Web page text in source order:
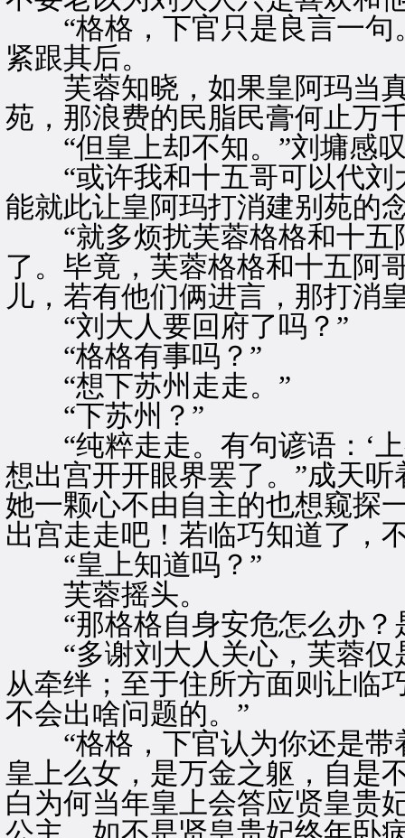
“格格，下官只是良言一句
紧跟其后。
芙蓉知晓，如果皇阿玛当真
苑，那浪费的民脂民膏何止万
“但皇上却不知。”刘墉感
“或许我和十五哥可以代刘
能就此让皇阿玛打消建别苑的
“就多烦扰芙蓉格格和十五
了。毕竟，芙蓉格格和十五阿
儿，若有他们俩进言，那打消
“刘大人要回府了吗？”
“格格有事吗？”
“想下苏州走走。”
“下苏州？”
“纯粹走走。有句谚语：‘上
想出宫开开眼界罢了。”成天
她一颗心不由自主的也想窥探
出宫走走吧！若临巧知道了，
“皇上知道吗？”
芙蓉摇头。
“那格格自身安危怎么办？
“多谢刘大人关心，芙蓉仅
从牵绊；至于住所方面则让临
不会出啥问题的。”
“格格，下官认为你还是带
皇上么女，是万金之躯，自是
白为何当年皇上会答应贤皇贵